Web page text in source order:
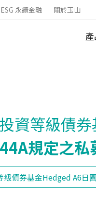
ESG 永續金融 關於玉山
資等級債
規定之